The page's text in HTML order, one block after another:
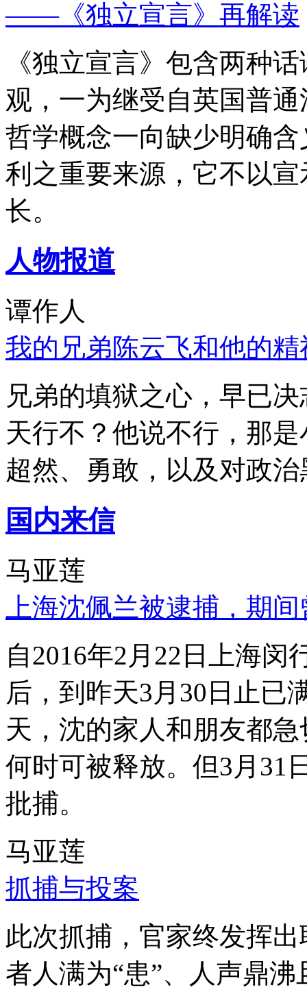
——《独立宣言》再解读
《独立宣言》包含两种
观，一为继受自英国普
哲学概念一向缺少明确
利之重要来源，它不以
长。
人物报道
谭作人
我的兄弟陈云飞和他的
兄弟的填狱之心，早已
天行不？他说不行，那
超然、勇敢，以及对政
国内来信
马亚莲
上海沈佩兰被逮捕，期
自2016年2月22日上海
后，到昨天3月30日止已
天，沈的家人和朋友都
何时可被释放。但3月31
批捕。
马亚莲
抓捕与投案
此次抓捕，官家终发挥
者人满为“患”、人声鼎